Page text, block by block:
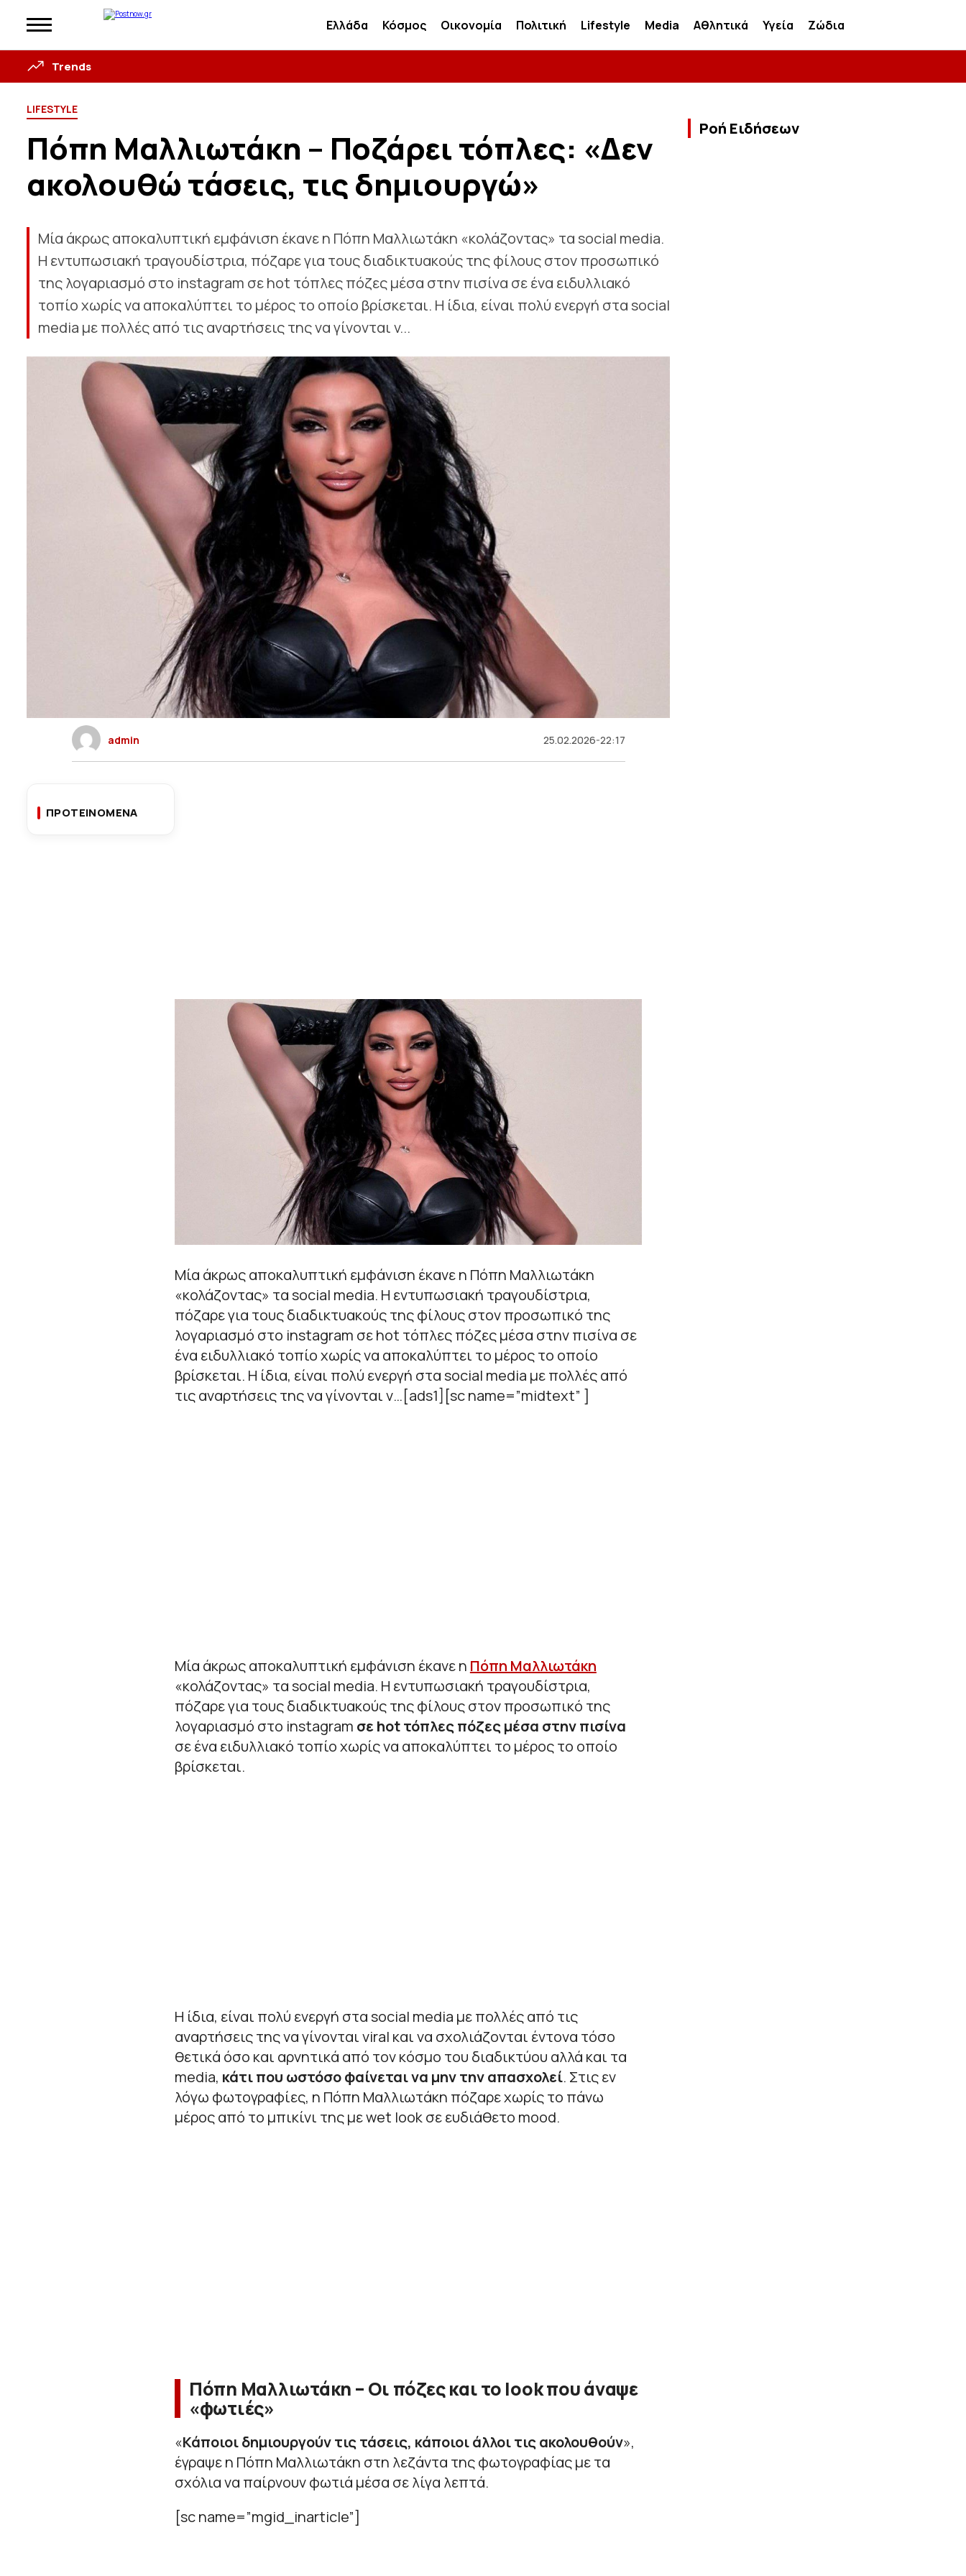
Ελλάδα Κόσμος Οικονομία Πολιτική Lifestyle Media Αθλητικά Υγεία Ζώδια
Trends
LIFESTYLE
Πόπη Μαλλιωτάκη – Ποζάρει τόπλες: «Δεν
ακολουθώ τάσεις, τις δημιουργώ»
Μία άκρως αποκαλυπτική εμφάνιση έκανε η Πόπη Μαλλιωτάκη «κολάζοντας» τα social media.
Η εντυπωσιακή τραγουδίστρια, πόζαρε για τους διαδικτυακούς της φίλους στον προσωπικό
της λογαριασμό στο instagram σε hot τόπλες πόζες μέσα στην πισίνα σε ένα ειδυλλιακό
τοπίο χωρίς να αποκαλύπτει το μέρος το οποίο βρίσκεται. Η ίδια, είναι πολύ ενεργή στα social
media με πολλές από τις αναρτήσεις της να γίνονται v...
admin 25.02.2026-22:17
ΠΡΟΤΕΙΝΟΜΕΝΑ
Μία άκρως αποκαλυπτική εμφάνιση έκανε η Πόπη Μαλλιωτάκη
«κολάζοντας» τα social media. Η εντυπωσιακή τραγουδίστρια,
πόζαρε για τους διαδικτυακούς της φίλους στον προσωπικό της
λογαριασμό στο instagram σε hot τόπλες πόζες μέσα στην πισίνα σε
ένα ειδυλλιακό τοπίο χωρίς να αποκαλύπτει το μέρος το οποίο
βρίσκεται. Η ίδια, είναι πολύ ενεργή στα social media με πολλές από
τις αναρτήσεις της να γίνονται v…[ads1][sc name=”midtext” ]
Μία άκρως αποκαλυπτική εμφάνιση έκανε η Πόπη Μαλλιωτάκη
«κολάζοντας» τα social media. Η εντυπωσιακή τραγουδίστρια,
πόζαρε για τους διαδικτυακούς της φίλους στον προσωπικό της
λογαριασμό στο instagram σε hot τόπλες πόζες μέσα στην πισίνα
σε ένα ειδυλλιακό τοπίο χωρίς να αποκαλύπτει το μέρος το οποίο
βρίσκεται.
Η ίδια, είναι πολύ ενεργή στα social media με πολλές από τις
αναρτήσεις της να γίνονται viral και να σχολιάζονται έντονα τόσο
θετικά όσο και αρνητικά από τον κόσμο του διαδικτύου αλλά και τα
media, κάτι που ωστόσο φαίνεται να μην την απασχολεί. Στις εν
λόγω φωτογραφίες, η Πόπη Μαλλιωτάκη πόζαρε χωρίς το πάνω
μέρος από το μπικίνι της με wet look σε ευδιάθετο mood.
Πόπη Μαλλιωτάκη – Οι πόζες και το look που άναψε
«φωτιές»
«Κάποιοι δημιουργούν τις τάσεις, κάποιοι άλλοι τις ακολουθούν»,
έγραψε η Πόπη Μαλλιωτάκη στη λεζάντα της φωτογραφίας με τα
σχόλια να παίρνουν φωτιά μέσα σε λίγα λεπτά.
[sc name=”mgid_inarticle”]
Ροή Ειδήσεων